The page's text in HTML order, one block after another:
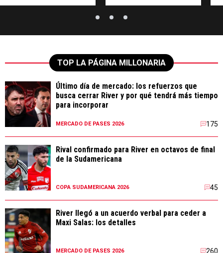
TOP LA PÁGINA MILLONARIA
Último día de mercado: los refuerzos que
busca cerrar River y por qué tendrá más tiempo
para incorporar
MERCADO DE PASES 2026 175
Rival confirmado para River en octavos de final
de la Sudamericana
COPA SUDAMERICANA 2026 45
River llegó a un acuerdo verbal para ceder a
Maxi Salas: los detalles
MERCADO DE PASES 2026 260